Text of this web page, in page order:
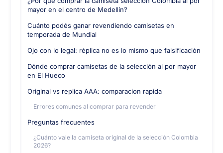
mayor en el centro de Medellín?
Cuánto podés ganar revendiendo camisetas en
temporada de Mundial
Ojo con lo legal: réplica no es lo mismo que falsificación
Dónde comprar camisetas de la selección al por mayor
en El Hueco
Original vs replica AAA: comparacion rapida
Errores comunes al comprar para revender
Preguntas frecuentes
¿Cuánto vale la camiseta original de la selección Colombia
2026?